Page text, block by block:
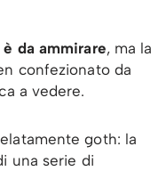
da ammirare, ma la
confezionato da
a vedere.
goth: la
una serie di